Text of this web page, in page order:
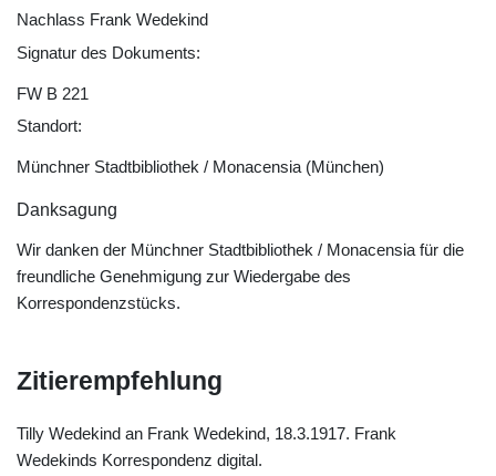
Nachlass Frank Wedekind
Signatur des Dokuments:
FW B 221
Standort:
Münchner Stadtbibliothek / Monacensia (München)
Danksagung
Wir danken der Münchner Stadtbibliothek / Monacensia für die
freundliche Genehmigung zur Wiedergabe des
Korrespondenzstücks.
Zitierempfehlung
Tilly Wedekind an Frank Wedekind, 18.3.1917. Frank
Wedekinds Korrespondenz digital.